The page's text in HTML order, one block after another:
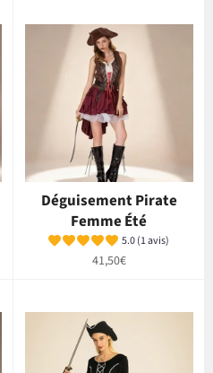
Déguisement Pirate
Femme Été
5.0 (1 avis)
Prix
41,50€